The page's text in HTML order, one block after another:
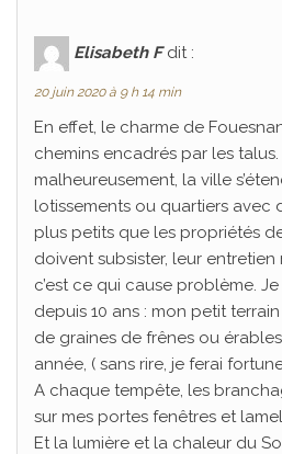
Elisabeth F dit :
20 juin 2020 à 9 h 14 min
En effet, le charme de
chemins encadrés par les
malheureusement, la ville
lotissements ou quartiers avec
plus petits que les propriétés
doivent subsister, leur entretien
c’est ce qui cause problème.
depuis 10 ans : mon petit
de graines de frênes ou
année, ( sans rire, je ferai
A chaque tempête, les
sur mes portes fenêtres et
Et la lumière et la chaleur du